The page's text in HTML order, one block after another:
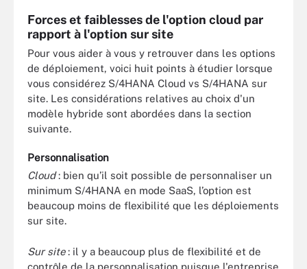
Forces et faiblesses de l'option cloud par
rapport à l'option sur site
Pour vous aider à vous y retrouver dans les options
de déploiement, voici huit points à étudier lorsque
vous considérez S/4HANA Cloud vs S/4HANA sur
site. Les considérations relatives au choix d'un
modèle hybride sont abordées dans la section
suivante.
Personnalisation
Cloud: bien qu’il soit possible de personnaliser un
minimum S/4HANA en mode SaaS, l’option est
beaucoup moins de flexibilité que les déploiements
sur site.
Sur site: il y a beaucoup plus de flexibilité et de
contrôle de la personnalisation puisque l'entreprise